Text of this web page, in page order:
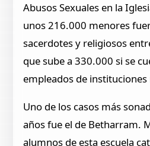
Abusos Sexuales en la
unos 216.000 menores
sacerdotes y religiosos
que sube a 330.000 si se
empleados de instituciones
Uno de los casos más
años fue el de Betharram.
alumnos de esta escuela